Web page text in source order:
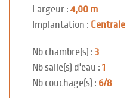
Largeur : 4,00 m
Implantation : Centrale
Nb chambre(s) : 3
Nb salle(s) d'eau : 1
Nb couchage(s) : 6/8